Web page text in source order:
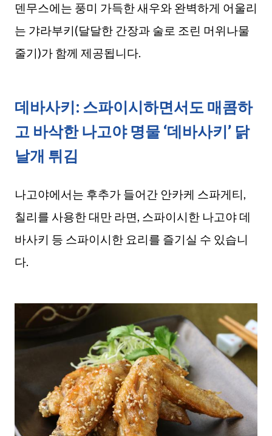
덴무스에는 풍미 가득한 새우와 완벽하게 어울리
는 갸라부키(달달한 간장과 술로 조린 머위나물
줄기)가 함께 제공됩니다.
데바사키: 스파이시하면서도 매콤하
고 바삭한 나고야 명물 ‘데바사키’ 닭
날개 튀김
나고야에서는 후추가 들어간 안카케 스파게티,
칠리를 사용한 대만 라면, 스파이시한 나고야 데
바사키 등 스파이시한 요리를 즐기실 수 있습니
다.